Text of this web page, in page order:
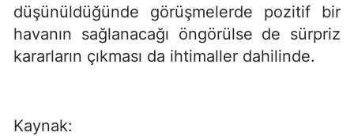
düşünüldüğünde görüşmelerde pozitif bir
havanın sağlanacağı öngörülse de sürpriz
kararların çıkması da ihtimaller dahilinde.
Kaynak: